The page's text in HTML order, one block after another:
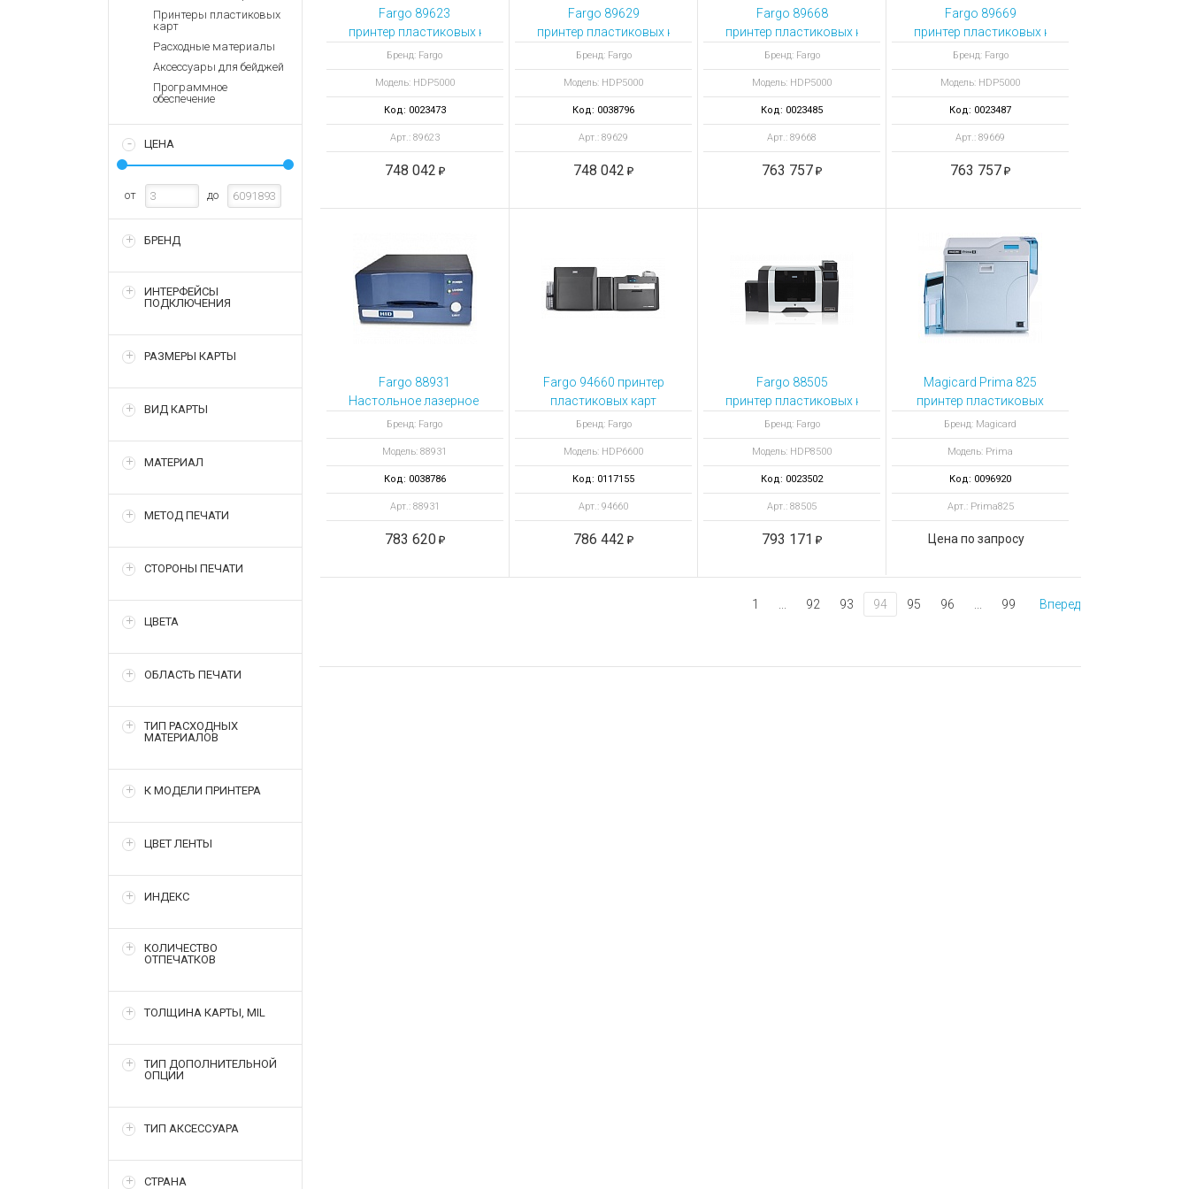
Запасные
Терминалы
оплаты
Зарядные устройства для ноутбуков
Архивные товары
Принтеры пластиковых
карт
Расходные материалы
Аксессуары для бейджей
Программное
обеспечение
ЦЕНА
от до
БРЕНД
ИНТЕРФЕЙСЫ
ПОДКЛЮЧЕНИЯ
РАЗМЕРЫ КАРТЫ
ВИД КАРТЫ
МАТЕРИАЛ
МЕТОД ПЕЧАТИ
СТОРОНЫ ПЕЧАТИ
ЦВЕТА
ОБЛАСТЬ ПЕЧАТИ
ТИП РАСХОДНЫХ
МАТЕРИАЛОВ
К МОДЕЛИ ПРИНТЕРА
ЦВЕТ ЛЕНТЫ
ИНДЕКС
КОЛИЧЕСТВО
ОТПЕЧАТКОВ
ТОЛЩИНА КАРТЫ, MIL
ТИП ДОПОЛНИТЕЛЬНОЙ
ОПЦИИ
ТИП АКСЕССУАРА
СТРАНА
Fargo 89623
принтер пластиковых карт HDP5000 с кодировщиком Omnikey Cardman 5125
Бренд: Fargo
Модель: HDP5000
Код: 0023473
Арт.: 89623
748 042
Fargo 89629
принтер пластиковых карт HDP5000 с односторонним ламинатором и Prox
Бренд: Fargo
Модель: HDP5000
Код: 0038796
Арт.: 89629
748 042
Fargo 89668
принтер пластиковых карт HDP5000 с ламинатором и кодером смарт-
карт
Бренд: Fargo
Модель: HDP5000
Код: 0023485
Арт.: 89668
763 757
Fargo 89669
принтер пластиковых карт HDP5000
Бренд: Fargo
Модель: HDP5000
Код: 0023487
Арт.: 89669
763 757
Fargo 88931
Настольное лазерное записывающее на фольге устройство vanGO Desktop Laser Writer
Бренд: Fargo
Модель: 88931
Код: 0038786
Арт.: 88931
783 620
Fargo 94660 принтер
пластиковых карт
HDP6600 DS с
ламинатором
Бренд: Fargo
Модель: HDP6600
Код: 0117155
Арт.: 94660
786 442
Fargo 88505
принтер пластиковых карт HDP8500 с кодировщиком контактных смарт-
карт
Бренд: Fargo
Модель: HDP8500
Код: 0023502
Арт.: 88505
793 171
Magicard Prima 825
принтер пластиковых
карт Prima Duo Mag
Smart
Бренд: Magicard
Модель: Prima
Код: 0096920
Арт.: Prima825
Цена по запросу
1 92 93 94 95 96 99 Вперед